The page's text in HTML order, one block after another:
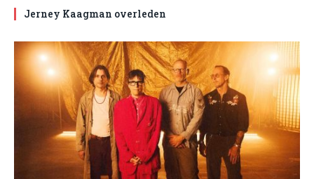
Jerney Kaagman overleden